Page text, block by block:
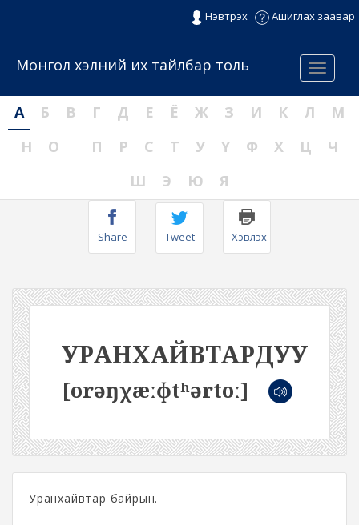
Нэвтрэх Ашиглах заавар
Menu
Монгол хэлний их тайлбар толь
А Б В Г Д Е Ё Ж З И К Л
М
Н
О П Р С Т У Ү Ф Х Ц
Ч
Ш
Э Ю Я
Share Tweet Хэвлэх
УРАНХАЙВТАРДУУ
[orəŋχæːɸtʰərtoː]
Уранхайвтар байрын.